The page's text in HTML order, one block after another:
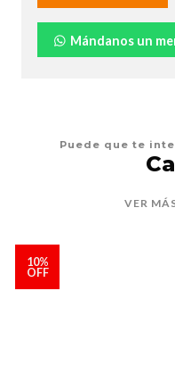
Mándanos un
Puede que te
VER
10%
OFF